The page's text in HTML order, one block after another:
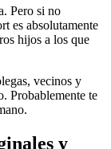
Pero si no
es absolutamente
hijos a los que
vecinos y
Probablemente te
y